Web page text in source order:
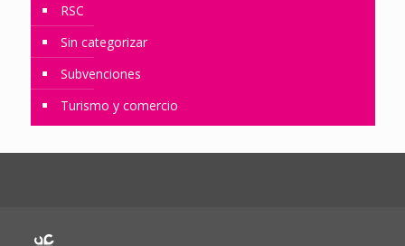
RSC
Sin categorizar
Subvenciones
Turismo y comercio